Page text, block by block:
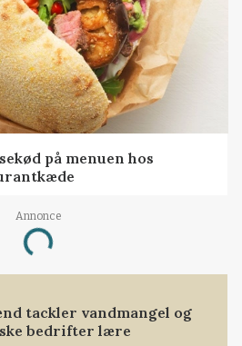
på menuen hos
Annonce
Loading...
tackler vandmangel og
bedrifter lære